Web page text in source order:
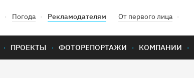
Погода Рекламодателям От первого лица
ПРОЕКТЫ ФОТОРЕПОРТАЖИ КОМПАНИИ